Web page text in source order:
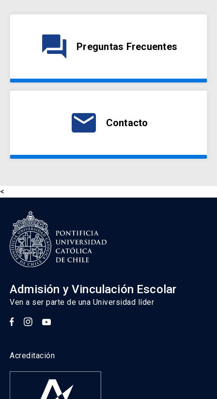
question_answer Preguntas Frecuentes
email Contacto
<
Admisión y Vinculación Escolar
Ven a ser parte de una Universidad líder
Acreditación